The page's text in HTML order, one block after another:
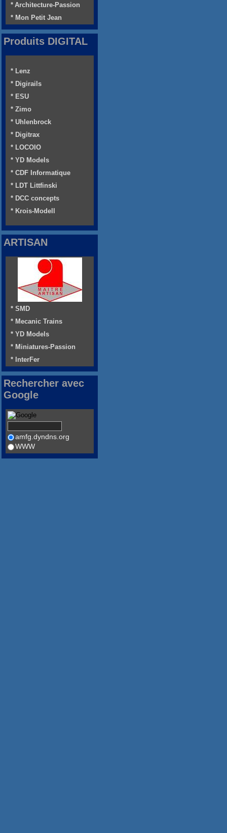
* Architecture-Passion
* Mon Petit Jean
Produits DIGITAL
* Lenz
* Digirails
* ESU
* Zimo
* Uhlenbrock
* Digitrax
* LOCOIO
* YD Models
* CDF Informatique
* LDT Littfinski
* DCC concepts
* Krois-Modell
ARTISAN
* SMD
* Mecanic Trains
* YD Models
* Miniatures-Passion
* InterFer
Rechercher avec
Google
amfg.dyndns.org
WWW